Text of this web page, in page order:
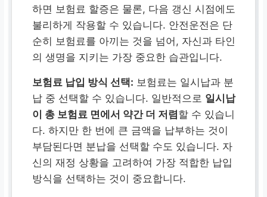
하면 보험료 할증은 물론, 다음 갱신 시점에도
불리하게 작용할 수 있습니다. 안전운전은 단
순히 보험료를 아끼는 것을 넘어, 자신과 타인
의 생명을 지키는 가장 중요한 습관입니다.
보험료 납입 방식 선택: 보험료는 일시납과 분
납 중 선택할 수 있습니다. 일반적으로 일시납
이 총 보험료 면에서 약간 더 저렴할 수 있습니
다. 하지만 한 번에 큰 금액을 납부하는 것이
부담된다면 분납을 선택할 수도 있습니다. 자
신의 재정 상황을 고려하여 가장 적합한 납입
방식을 선택하는 것이 중요합니다.